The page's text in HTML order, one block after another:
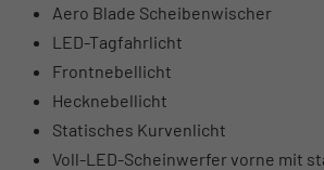
Aero Blade Scheibenwischer
LED-Tagfahrlicht
Frontnebellicht
Hecknebellicht
Statisches Kurvenlicht
Voll-LED-Scheinwerfer vorne mit